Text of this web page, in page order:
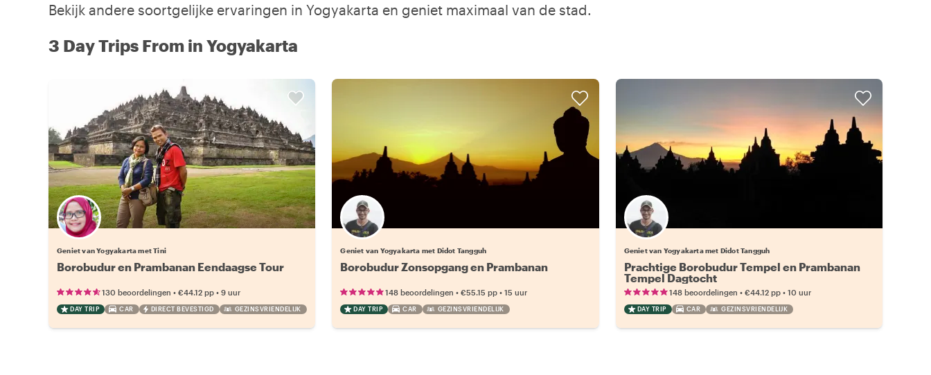
Bekijk andere soortgelijke ervaringen in Yogyakarta en geniet maximaal van de stad.
3 Day Trips From in Yogyakarta
Geniet van Yogyakarta met Tini
Borobudur en Prambanan Eendaagse Tour
130 beoordelingen • €44.12 pp • 9 uur
DAY TRIP CAR DIRECT BEVESTIGD GEZINSVRIENDELIJK
Geniet van Yogyakarta met Didot Tangguh
Borobudur Zonsopgang en Prambanan
148 beoordelingen •€55.15 pp •15 uur
DAY TRIP CAR GEZINSVRIENDELIJK
Geniet van Yogyakarta met Didot Tangguh
Prachtige Borobudur Tempel en Prambanan
Tempel Dagtocht
148 beoordelingen • €44.12 pp• 10 uur
DAY TRIP CAR GEZINSVRIENDELIJK